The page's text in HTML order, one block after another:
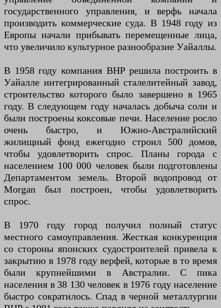
государственного управления, и верфь начала
производить коммерческие суда. В 1948 году из
Европы начали прибывать перемещенные лица,
что увеличило культурное разнообразие Уайаллы.
В 1958 году компания BHP решила построить в
Уайалле интегрированный сталелитейный завод,
строительство которого было завершено в 1965
году. В следующем году началась добыча соли и
были построены коксовые печи. Население росло
очень быстро, и Южно-Австралийский
жилищный фонд ежегодно строил 500 домов,
чтобы удовлетворить спрос. Планы города с
населением 100 000 человек были подготовлены
Департаментом земель. Второй водопровод от
Morgan был построен, чтобы удовлетворить
спрос.
В 1970 году город получил полный статус
местного самоуправления. Жесткая конкуренция
со стороны японских судостроителей привела к
закрытию в 1978 году верфей, которые в то время
были крупнейшими в Австралии. С пика
населения в 38 130 человек в 1976 году население
быстро сократилось. Спад в черной металлургии